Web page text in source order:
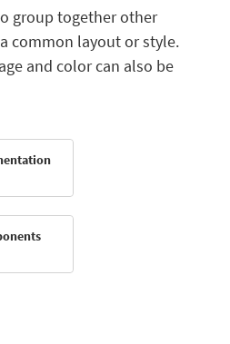
group together other
common layout or style.
and color can also be